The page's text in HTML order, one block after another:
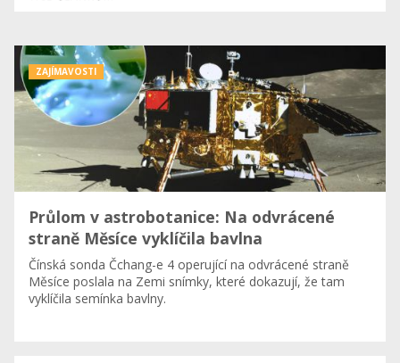
Průlom v astrobotanice: Na odvrácené
straně Měsíce vyklíčila bavlna
Čínská sonda Čchang-e 4 operující na odvrácené straně
Měsíce poslala na Zemi snímky, které dokazují, že tam
vyklíčila semínka bavlny.
ZAJÍMAVOSTI